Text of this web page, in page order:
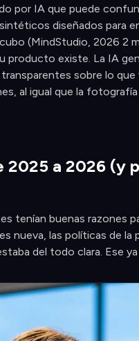
por IA que puede
diseñados para
(MindStudio, 2026 2
producto existe. La IA
sobre lo que
al igual que la
2025 a 2026 (y
tenían buenas razones
nueva, las políticas de la
del todo clara. Ese